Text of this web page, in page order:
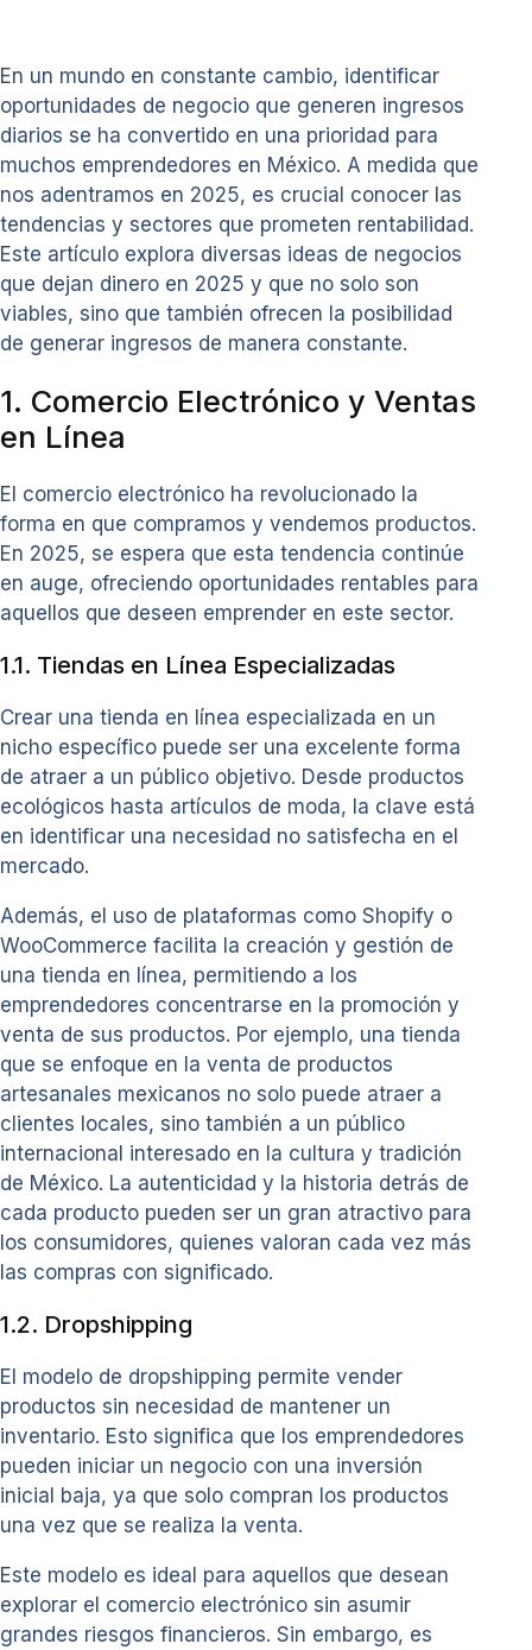
En un mundo en constante cambio, identificar
oportunidades de negocio que generen ingresos
diarios se ha convertido en una prioridad para
muchos emprendedores en México. A medida que
nos adentramos en 2025, es crucial conocer las
tendencias y sectores que prometen rentabilidad.
Este artículo explora diversas ideas de negocios
que dejan dinero en 2025 y que no solo son
viables, sino que también ofrecen la posibilidad
de generar ingresos de manera constante.
1. Comercio Electrónico y Ventas
en Línea
El comercio electrónico ha revolucionado la
forma en que compramos y vendemos productos.
En 2025, se espera que esta tendencia continúe
en auge, ofreciendo oportunidades rentables para
aquellos que deseen emprender en este sector.
1.1. Tiendas en Línea Especializadas
Crear una tienda en línea especializada en un
nicho específico puede ser una excelente forma
de atraer a un público objetivo. Desde productos
ecológicos hasta artículos de moda, la clave está
en identificar una necesidad no satisfecha en el
mercado.
Además, el uso de plataformas como Shopify o
WooCommerce facilita la creación y gestión de
una tienda en línea, permitiendo a los
emprendedores concentrarse en la promoción y
venta de sus productos. Por ejemplo, una tienda
que se enfoque en la venta de productos
artesanales mexicanos no solo puede atraer a
clientes locales, sino también a un público
internacional interesado en la cultura y tradición
de México. La autenticidad y la historia detrás de
cada producto pueden ser un gran atractivo para
los consumidores, quienes valoran cada vez más
las compras con significado.
1.2. Dropshipping
El modelo de dropshipping permite vender
productos sin necesidad de mantener un
inventario. Esto significa que los emprendedores
pueden iniciar un negocio con una inversión
inicial baja, ya que solo compran los productos
una vez que se realiza la venta.
Este modelo es ideal para aquellos que desean
explorar el comercio electrónico sin asumir
grandes riesgos financieros. Sin embargo, es